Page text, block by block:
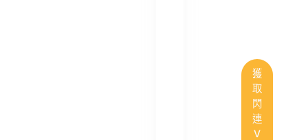
獲
取
閃
連
V